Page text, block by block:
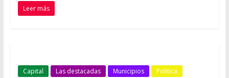
Leer más
Capital Las destacadas Municipios Politica